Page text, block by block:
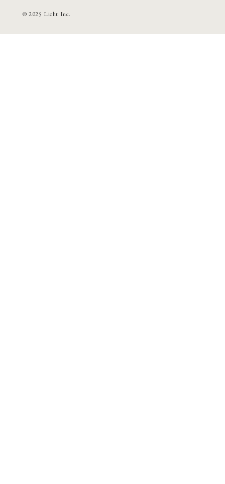
©︎ 2025 Licht Inc.